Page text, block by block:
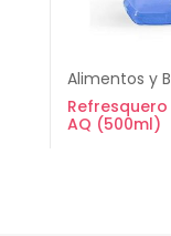
Alimentos y
AQ (500ml)